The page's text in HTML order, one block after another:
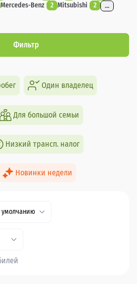
Mercedes-Benz 2 Mitsubishi 2 ...
Фильтр
Один владелец
Для большой семьи
Низкий трансп. налог
Новинки недели
умолчанию